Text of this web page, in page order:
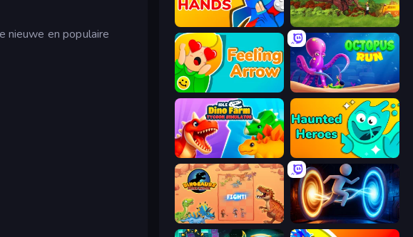
nieuwe en populaire
Ninja Hands Rio Rex
Feeling Arrow OctopusRun
Idle Dino Farm Tycoon Simulator 3D Haunted Heroes
Dinosaurs Merge Master Portal Escape